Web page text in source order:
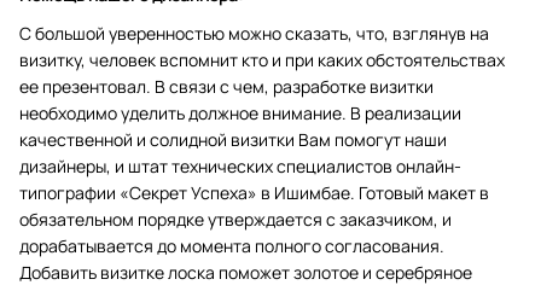
С большой уверенностью можно сказать, что, взглянув на
визитку, человек вспомнит кто и при каких обстоятельствах
ее презентовал. В связи с чем, разработке визитки
необходимо уделить должное внимание. В реализации
качественной и солидной визитки Вам помогут наши
дизайнеры, и штат технических специалистов онлайн-
типографии «Секрет Успеха» в Ишимбае. Готовый макет в
обязательном порядке утверждается с заказчиком, и
дорабатывается до момента полного согласования.
Добавить визитке лоска поможет золотое и серебряное